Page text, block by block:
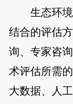
生态环境
结合的评估
询、专家咨
术评估所需
大数据、人